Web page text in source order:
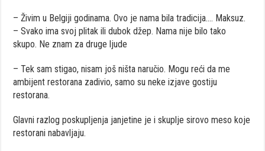
– Živim u Belgiji godinama. Ovo je nama bila tradicija…. Maksuz.
– Svako ima svoj plitak ili dubok džep. Nama nije bilo tako
skupo. Ne znam za druge ljude
– Tek sam stigao, nisam još ništa naručio. Mogu reći da me
ambijent restorana zadivio, samo su neke izjave gostiju
restorana.
Glavni razlog poskupljenja janjetine je i skuplje sirovo meso koje
restorani nabavljaju.